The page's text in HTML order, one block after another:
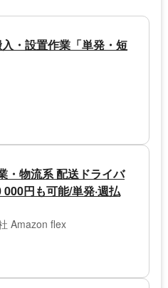
・設置作業「単発・短
・物流系 配送ドライバ
円も可能/単発·週払
Amazon flex